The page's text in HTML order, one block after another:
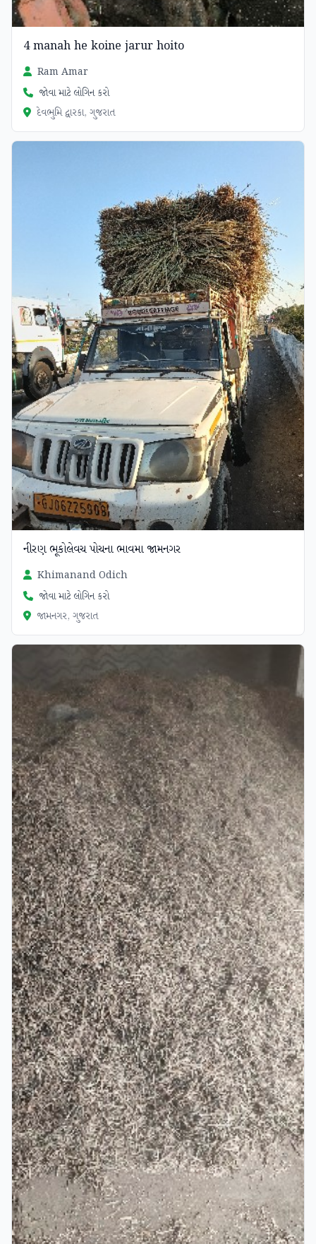
4 manah he koine jarur hoito
Ram Amar
જોવા માટે લોગિન કરો
દેવભુમિ દ્વારકા, ગુજરાત
નીરણ ભૂકોલેવચ પોચના ભાવમા જામનગર
Khimanand Odich
જોવા માટે લોગિન કરો
જામનગર, ગુજરાત